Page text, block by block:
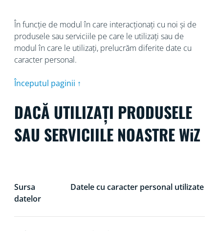
În funcție de modul în care interacționați cu noi și de
produsele sau serviciile pe care le utilizați sau de
modul în care le utilizați, prelucrăm diferite date cu
caracter personal.
Începutul paginii ↑
DACĂ UTILIZAȚI PRODUSELE
SAU SERVICIILE NOASTRE WiZ
Sursa
datelor
Datele cu caracter personal utilizate